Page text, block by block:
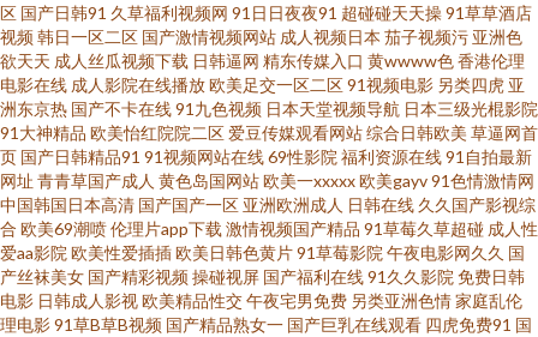
91prom在线观看 亚洲三级理论 成人性爱伊人影院 肏屄一区 91洮色污污 国产
精品自产久久 日韩国产欧美性爱免费 欧美精久久 国产精品国产激情久久 成
人精品日韩精品 97福利视频导航 91探花极品 91色啦自拍 国产国际精品成人
激情综合传媒 国产91绿帽老婆合集 日韩天美七区12 91碰碰碰 国产成人日本
在线视频 人人操人人干福利看片 黄色三级网 日韩欧美成人网站日韩 91免费
区 国产日韩91 久草福利视频网 91日日夜夜91 超碰碰天天操91草草酒店
视频韩日一区二区 国产激情视频网站 成人视频日本 茄子视频污 亚洲色
欲天天 成人丝瓜视频下载 日韩逼网 精东传媒入口 黄wwww色香港伦理
电影在线 成人影院在线播放欧美足交一区二区91视频电影 另类四虎 亚
洲东京热 国产不卡在线91九色视频 日本天堂视频导航 日本三级光棍影院
91大神精品 欧美怡红院院二区爱豆传媒观看网站综合日韩欧美 草逼网首
页 国产日韩精品91 91视频网站在线69性影院 福利资源在线91自拍最新
网址 青青草国产成人 黄色岛国网站欧美一xxxxx欧美gayv91色情激情网
中国韩国日本高清 国产国产一区 亚洲欧洲成人 日韩在线 久久国产影视综
合 欧美69潮喷伦理片app下载 激情视频国产精品 91草莓久草超碰 成人性
爱aa影院 欧美性爱插插欧美日韩色黄片91草莓影院 午夜电影网久久 国
产丝袜美女 国产精彩视频操碰视屏 国产福利在线91久久影院 免费日韩
电影 日韩成人影视欧美精品性交午夜宅男免费 另类亚洲色情家庭乱伦
理电影91草B草B视频 国产精品熟女一 国产巨乳在线观看 四虎免费91 国